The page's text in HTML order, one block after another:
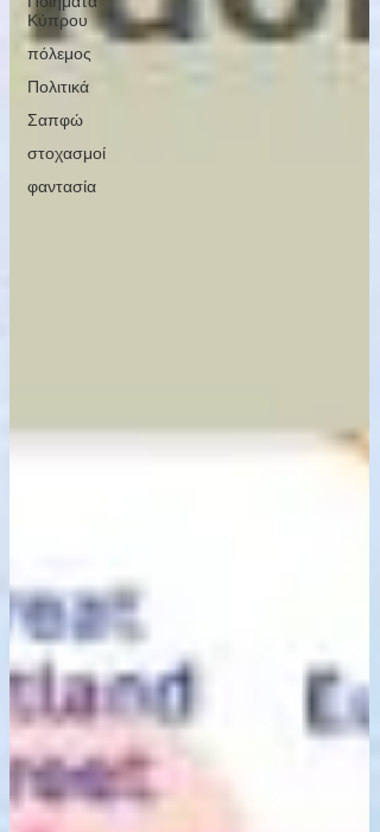
Κύπρου
πόλεμος
Πολιτικά
Σαπφώ
στοχασμοί
φαντασία